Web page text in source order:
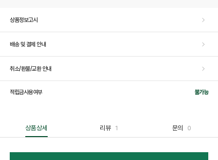
상품정보고시
배송 및 결제 안내
취소/환불/교환 안내
적립금사용여부 불가능
상품상세 리뷰 1 문의 0